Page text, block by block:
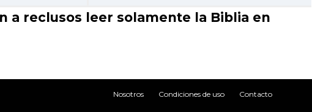
a reclusos leer solamente la Biblia en
Nosotros Condiciones de uso Contacto